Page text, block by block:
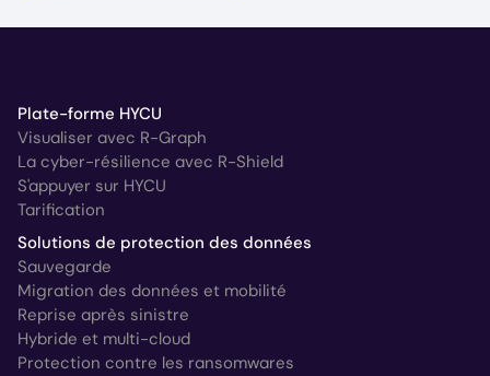
Plate-forme HYCU
Visualiser avec R-Graph
La cyber-résilience avec R-Shield
S'appuyer sur HYCU
Tarification
Solutions de protection des données
Sauvegarde
Migration des données et mobilité
Reprise après sinistre
Hybride et multi-cloud
Protection contre les ransomwares